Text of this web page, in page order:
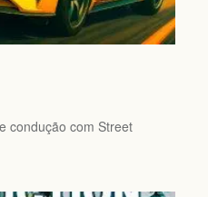
condução com Street